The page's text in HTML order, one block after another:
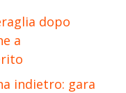
dopo
a
indietro: gara